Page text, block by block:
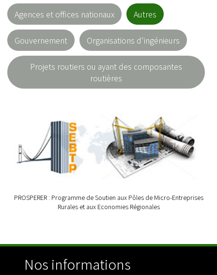
Agences et offices nationaux Autres
Gouvernement Organisations d'ingénieurs
Projets routiers ou ayant des composantes
routières
PROSPERER : Programme de Soutien aux Pôles de Micro-Entreprises
Rurales et aux Economies Régionales
Nos informations